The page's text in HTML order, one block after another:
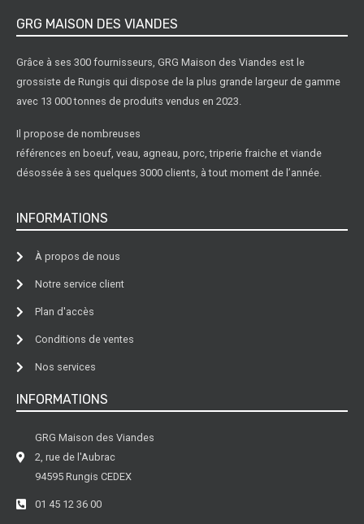
GRG MAISON DES VIANDES
Grâce à ses 300 fournisseurs, GRG Maison des Viandes est le
grossiste de Rungis qui dispose de la plus grande largeur de gamme
avec 13 000 tonnes de produits vendus en 2023.
Il propose de nombreuses
références en boeuf, veau, agneau, porc, triperie fraiche et viande
désossée à ses quelques 3000 clients, à tout moment de l’année.
INFORMATIONS
À propos de nous
Notre service client
Plan d'accès
Conditions de ventes
Nos services
INFORMATIONS
GRG Maison des Viandes
2, rue de l'Aubrac
94595 Rungis CEDEX
01 45 12 36 00